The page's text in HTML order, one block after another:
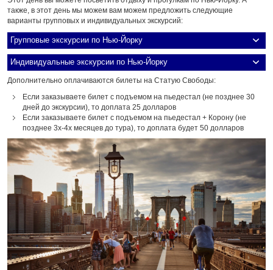
также, в этот день мы можем вам можем предложить следующие
варианты групповых и индивидуальных экскурсий:
Групповые экскурсии по Нью-Йорку
Индивидуальные экскурсии по Нью-Йорку
Дополнительно оплачиваются билеты на Статую Свободы:
Если заказываете билет с подъемом на пьедестал (не позднее 30
дней до экскурсии), то доплата 25 долларов
Если заказываете билет с подъемом на пьедестал + Корону (не
позднее 3х-4х месяцев до тура), то доплата будет 50 долларов